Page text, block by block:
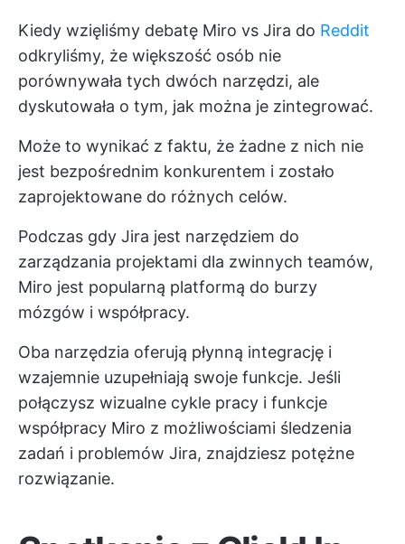
Kiedy wzięliśmy debatę Miro vs Jira do Reddit
odkryliśmy, że większość osób nie
porównywała tych dwóch narzędzi, ale
dyskutowała o tym, jak można je zintegrować.
Może to wynikać z faktu, że żadne z nich nie
jest bezpośrednim konkurentem i zostało
zaprojektowane do różnych celów.
Podczas gdy Jira jest narzędziem do
zarządzania projektami dla zwinnych teamów,
Miro jest popularną platformą do burzy
mózgów i współpracy.
Oba narzędzia oferują płynną integrację i
wzajemnie uzupełniają swoje funkcje. Jeśli
połączysz wizualne cykle pracy i funkcje
współpracy Miro z możliwościami śledzenia
zadań i problemów Jira, znajdziesz potężne
rozwiązanie.